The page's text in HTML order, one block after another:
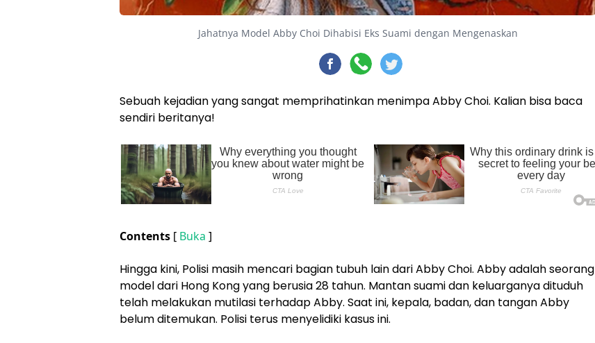
Jahatnya Model Abby Choi Dihabisi Eks Suami dengan Mengenaskan
Sebuah kejadian yang sangat memprihatinkan menimpa Abby Choi. Kalian bisa baca
sendiri beritanya!
Contents [ Buka ]
Hingga kini, Polisi masih mencari bagian tubuh lain dari Abby Choi. Abby adalah seorang
model dari Hong Kong yang berusia 28 tahun. Mantan suami dan keluarganya dituduh
telah melakukan mutilasi terhadap Abby. Saat ini, kepala, badan, dan tangan Abby
belum ditemukan. Polisi terus menyelidiki kasus ini.